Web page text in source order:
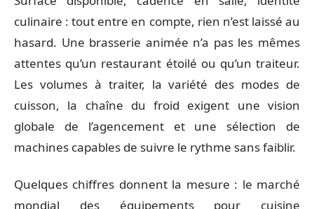
culinaire : tout entre en compte, rien n’est laissé au
hasard. Une brasserie animée n’a pas les mêmes
attentes qu’un restaurant étoilé ou qu’un traiteur.
Les volumes à traiter, la variété des modes de
cuisson, la chaîne du froid exigent une vision
globale de l’agencement et une sélection de
machines capables de suivre le rythme sans faiblir.
Quelques chiffres donnent la mesure : le marché
mondial des équipements pour cuisine